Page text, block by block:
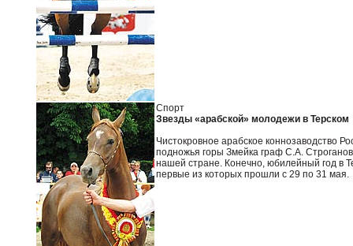
Спорт
Звезды «арабской» молодежи в Терском
Чистокровное арабское коннозаводство
подножья горы Змейка граф С.А.
нашей стране. Конечно, юбилейный год в
первые из которых прошли с 29 по 31 мая.